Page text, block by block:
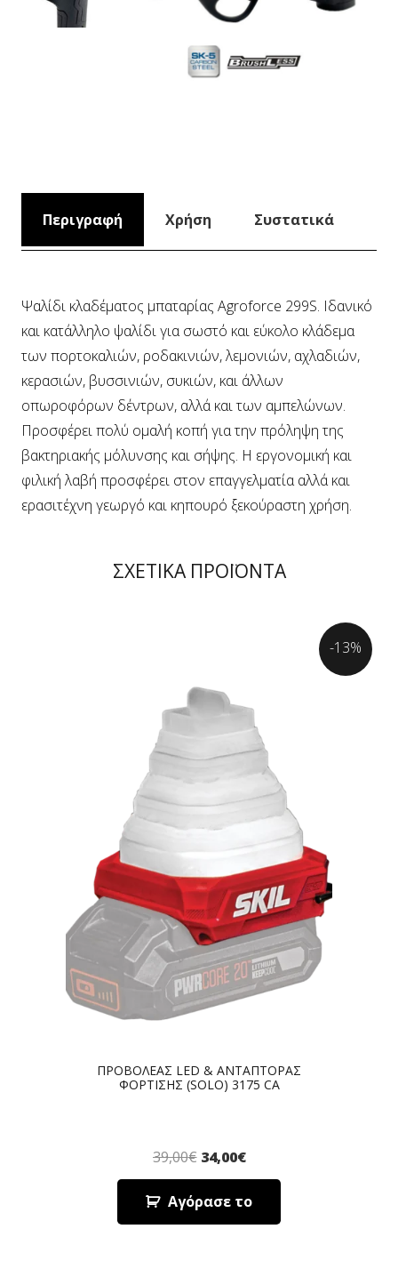
Περιγραφή Χρήση Συστατικά
Ψαλίδι κλαδέματος μπαταρίας Agroforce 299S. Ιδανικό
και κατάλληλο ψαλίδι για σωστό και εύκολο κλάδεμα
των πορτοκαλιών, ροδακινιών, λεμονιών, αχλαδιών,
κερασιών, βυσσινιών, συκιών, και άλλων
οπωροφόρων δέντρων, αλλά και των αμπελώνων.
Προσφέρει πολύ ομαλή κοπή για την πρόληψη της
βακτηριακής μόλυνσης και σήψης. Η εργονομική και
φιλική λαβή προσφέρει στον επαγγελματία αλλά και
ερασιτέχνη γεωργό και κηπουρό ξεκούραστη χρήση.
ΣΧΕΤΙΚΑ ΠΡΟΪΟΝΤΑ
ΠΡΟΒΟΛΕΑΣ LED & ΑΝΤΑΠΤΟΡΑΣ
ΦΟΡΤΙΣΗΣ (SOLO) 3175 CA
39,00€ 34,00€
Αγόρασε το
-13%